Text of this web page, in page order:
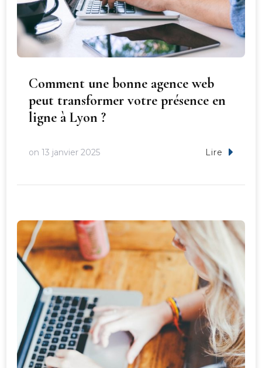
Comment une bonne agence web
peut transformer votre présence en
ligne à Lyon ?
on 13 janvier 2025 Lire